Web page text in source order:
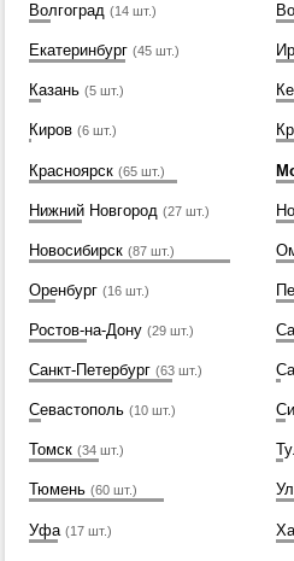
Волгоград (14 шт.)
Екатеринбург (45 шт.)
Казань (5 шт.)
Киров (6 шт.)
Красноярск (65 шт.)
Нижний Новгород (27 шт.)
Новосибирск (87 шт.)
Оренбург (16 шт.)
Ростов-на-Дону (29 шт.)
Санкт-Петербург (63 шт.)
Севастополь (10 шт.)
Томск (34 шт.)
Тюмень (60 шт.)
Уфа (17 шт.)